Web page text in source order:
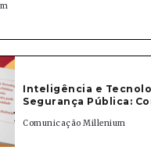
Inteligência e
Segurança Pública:
Comunicação Millenium